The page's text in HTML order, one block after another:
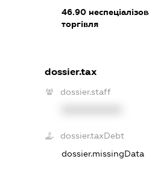
46.90
торгівля
dossier.tax
dossier.staff
dossier.taxDebt
dossier.missingData